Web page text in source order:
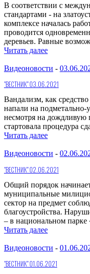
В соответствии с
стандартами - на
комплексе началась
проводится
деревьев. Равные
Читать далее
Видеоновости -
"ВЕСТНИК" 03.06.2021
Вандализм, как
напали на
несмотря на дождливую
стартовала процедура
Читать далее
Видеоновости -
"ВЕСТНИК" 02.06.2021
Общий порядок
муниципальные
сектор на предмет
благоустройства.
– в национальном парке
Читать далее
Видеоновости -
"ВЕСТНИК" 01.06.2021